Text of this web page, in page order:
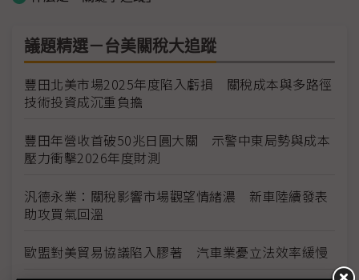
議題精選－台美關稅大追蹤
豐田北美市場2025年度陷入虧損 關稅成本與多路徑
技術投資成沉重負擔
豐田年營收首破50兆日圓大關 示警中東局勢與成本
壓力衝擊2026年度財測
汎德永業：關稅影響市場觀望情緒濃 新車陸續發表
助攻買氣回溫
歐盟對美貿易協議陷入膠著 汽車業憂立法效率緩慢